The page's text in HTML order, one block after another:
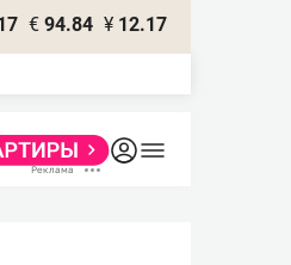
€ 94.84 ¥ 12.17